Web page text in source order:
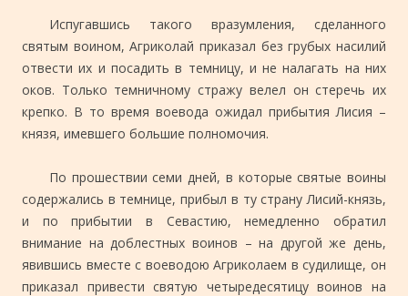
Испугавшись такого вразумления, сделанного
святым воином, Агриколай приказал без грубых насилий
отвести их и посадить в темницу, и не налагать на них
оков. Только темничному стражу велел он стеречь их
крепко. В то время воевода ожидал прибытия Лисия –
князя, имевшего большие полномочия.
По прошествии семи дней, в которые святые воины
содержались в темнице, прибыл в ту страну Лисий-князь,
и по прибытии в Севастию, немедленно обратил
внимание на доблестных воинов – на другой же день,
явившись вместе с воеводою Агриколаем в судилище, он
приказал привести святую четыредесятицу воинов на